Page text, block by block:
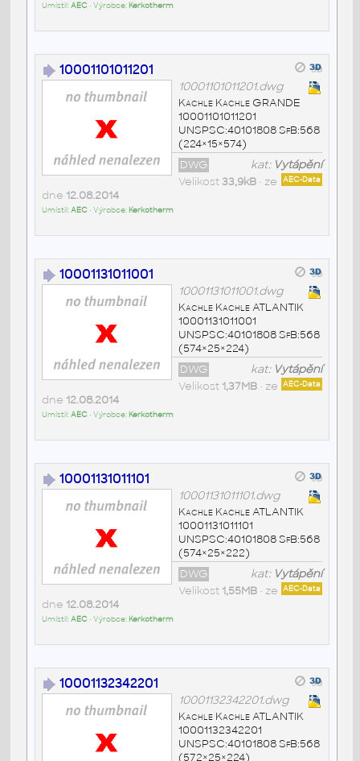
Umístil:AEC• Výrobce: Kerkotherm
10001101011201
10001101011201.dwg
Kachle Kachle GRANDE
10001101011201
UNSPSC:40101808 SfB:568
(224×15×574)
kat: Vytápění
DWG
AEC-Data
Velikost33,9kB• ze
dne 12.08.2014
Umístil:AEC• Výrobce: Kerkotherm
10001131011001
10001131011001.dwg
Kachle Kachle ATLANTIK
10001131011001
UNSPSC:40101808 SfB:568
(574×25×224)
kat: Vytápění
DWG
AEC-Data
Velikost 1,37MB• ze
dne 12.08.2014
Umístil:AEC• Výrobce: Kerkotherm
10001131011101
10001131011101.dwg
Kachle Kachle ATLANTIK
10001131011101
UNSPSC:40101808 SfB:568
(574×25×222)
kat: Vytápění
DWG
AEC-Data
Velikost 1,55MB• ze
dne 12.08.2014
Umístil:AEC• Výrobce: Kerkotherm
10001132342201
10001132342201.dwg
Kachle Kachle ATLANTIK
10001132342201
UNSPSC:40101808 SfB:568
(572×25×224)